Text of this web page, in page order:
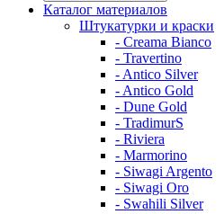
Каталог материалов
Штукатурки и краски
- Creama Bianco
- Travertino
- Antico Silver
- Antico Gold
- Dune Gold
- TradimurS
- Riviera
- Marmorino
- Siwagi Argento
- Siwagi Oro
- Swahili Silver